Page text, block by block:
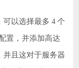
以选择最多 4 个
置，并添加高达
并且这对于服务器